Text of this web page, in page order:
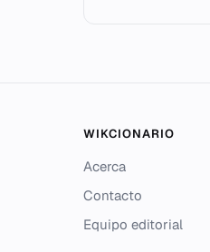
WIKCIONARIO
Acerca
Contacto
Equipo editorial